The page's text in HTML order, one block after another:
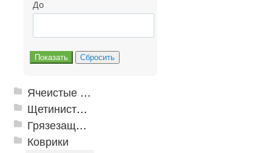
До
Ячеистые грязезащитные покрытия
Щетинистые покрытия
Грязезащитные, влаговпитывающие покрытия
Коврики